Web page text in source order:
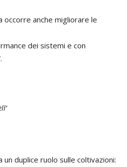
occorre anche migliorare le
dei sistemi e con
duplice ruolo sulle coltivazioni: